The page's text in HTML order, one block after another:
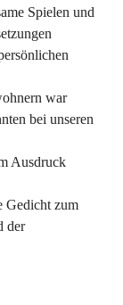
Spielen und
war
bei unseren
Ausdruck
Gedicht zum
der